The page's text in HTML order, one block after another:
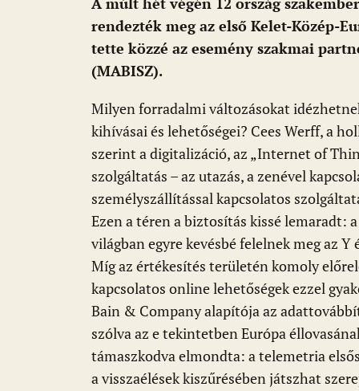
o
k
p
p
g
rendezték meg az első Kelet-Közép-
tette közzé az esemény szakmai
(MABISZ).
Milyen forradalmi változásokat
kihívásai és lehetőségei? Cees Werff, a
szerint a digitalizáció, az „Internet of
szolgáltatás – az utazás, a zenével
személyszállítással kapcsolatos
Ezen a téren a biztosítás kissé lemaradt:
világban egyre kevésbé felelnek meg az
Míg az értékesítés területén komoly
kapcsolatos online lehetőségek ezzel
Bain & Company alapítója az
szólva az e tekintetben Európa
támaszkodva elmondta: a telemetria
a visszaélések kiszűrésében játszhat